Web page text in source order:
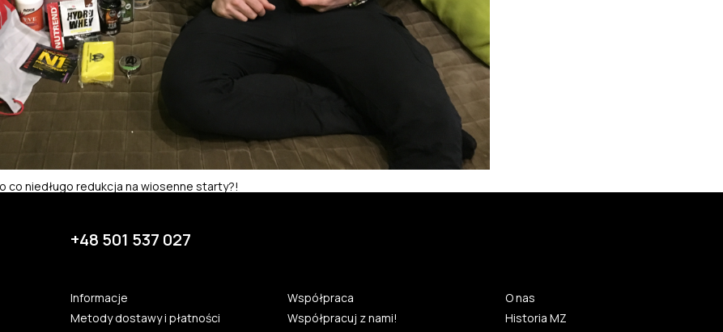
co niedługo redukcja na wiosenne starty?!
+48 501 537 027
Informacje
Metody dostawy i płatności
Współpraca
Współpracuj z nami!
O nas
Historia MZ